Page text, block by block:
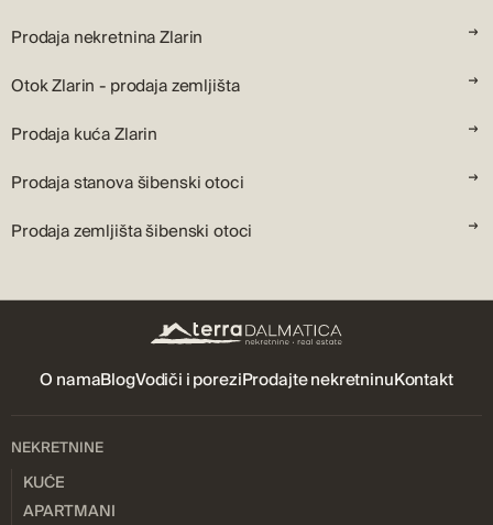
Prodaja nekretnina Zlarin
Otok Zlarin - prodaja zemljišta
Prodaja kuća Zlarin
Prodaja stanova šibenski otoci
Prodaja zemljišta šibenski otoci
O namaBlogVodiči i poreziProdajte nekretninuKontakt
NEKRETNINE
KUĆE
APARTMANI